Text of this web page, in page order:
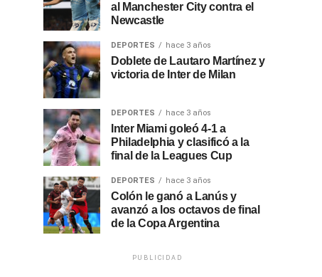
al Manchester City contra el
Newcastle
DEPORTES hace 3 años
Doblete de Lautaro Martínez y
victoria de Inter de Milan
DEPORTES hace 3 años
Inter Miami goleó 4-1 a
Philadelphia y clasificó a la
final de la Leagues Cup
DEPORTES hace 3 años
Colón le ganó a Lanús y
avanzó a los octavos de final
de la Copa Argentina
PUBLICIDAD